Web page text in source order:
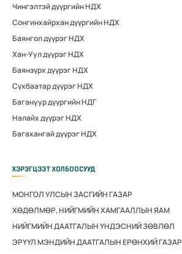
Чингэлтэй дүүргийн НДХ
Сонгинхайрхан дүүргийн НДХ
Баянгол дүүрэг НДХ
Хан-Уул дүүрэг НДХ
Баянзүрх дүүрэг НДХ
Сүхбаатар дүүрэг НДХ
Багануур дүүргийн НДГ
Налайх дүүрэг НДХ
Багахангай дүүрэг НДХ
ХЭРЭГЦЭЭТ ХОЛБООСУУД
МОНГОЛ УЛСЫН ЗАСГИЙН ГАЗАР
ХӨДӨЛМӨР, НИЙГМИЙН ХАМГААЛЛЫН ЯАМ
НИЙГМИЙН ДААТГАЛЫН ҮНДЭСНИЙ ЗӨВЛӨЛ
ЭРҮҮЛ МЭНДИЙН ДААТГАЛЫН ЕРӨНХИЙ ГАЗАР